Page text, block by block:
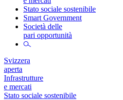
Stato sociale sostenibile
Smart Government
Società delle
pari opportunità
Svizzera
aperta
Infrastrutture
e mercati
Stato sociale sostenibile